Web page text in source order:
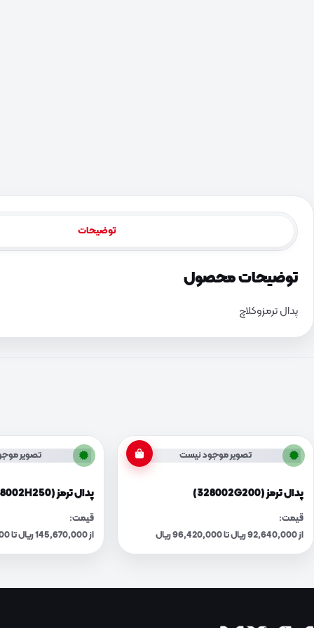
توضیحات
توضیحات محصول
پدال ترمزوکلاچ
تصویر موجود نیست
پدال ترمز (328002G200)
قیمت:
از 92,640,000 ریال تا 96,420,000 ریال
تصویر
پدال ترمز (328002H250)
قیمت:
از 145,670,000 ریال تا 151,610,000 ریال